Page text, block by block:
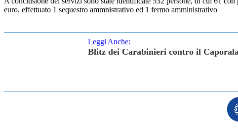
euro, effettuato 1 sequestro ammnistrativo ed 1 fermo amministrativo
Leggi Anche:
Blitz dei Carabinieri contro il